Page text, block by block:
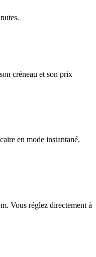
créneau et son prix
en mode instantané.
Vous réglez directement à